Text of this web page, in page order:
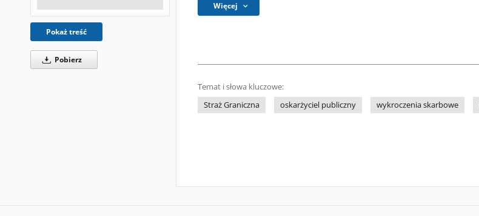
Pokaż treść
Pobierz
Więcej
Temat i słowa kluczowe:
Straż Graniczna
oskarżyciel publiczny wykroczenia skarbowe